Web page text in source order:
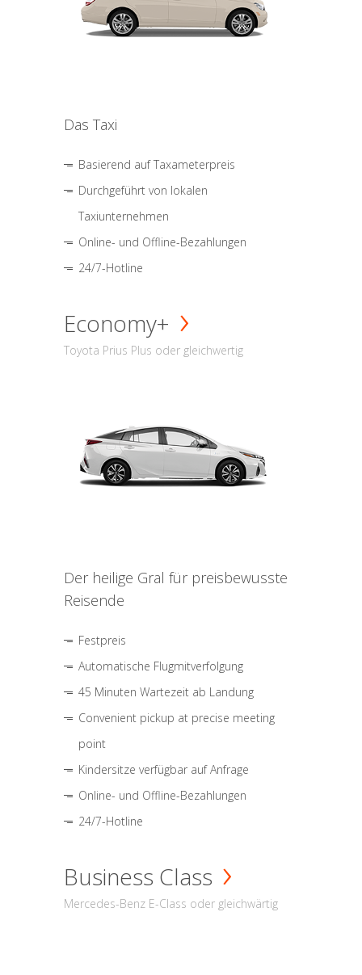
Das Taxi
Basierend auf Taxameterpreis
Durchgeführt von lokalen
Taxiunternehmen
Online- und Offline-Bezahlungen
24/7-Hotline
Economy+
Toyota Prius Plus oder gleichwertig
Der heilige Gral für preisbewusste
Reisende
Festpreis
Automatische Flugmitverfolgung
45 Minuten Wartezeit ab Landung
Convenient pickup at precise meeting
point
Kindersitze verfügbar auf Anfrage
Online- und Offline-Bezahlungen
24/7-Hotline
Business Class
Mercedes-Benz E-Class oder gleichwärtig